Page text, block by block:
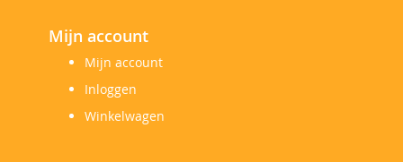
Mijn account
Mijn account
Inloggen
Winkelwagen